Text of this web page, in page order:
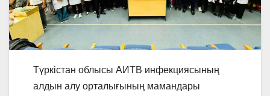
Түркістан облысы АИТВ инфекциясының
алдын алу орталығының мамандары